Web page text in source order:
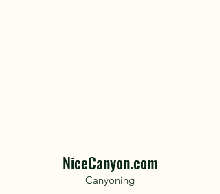
NiceCanyon.com
Canyoning